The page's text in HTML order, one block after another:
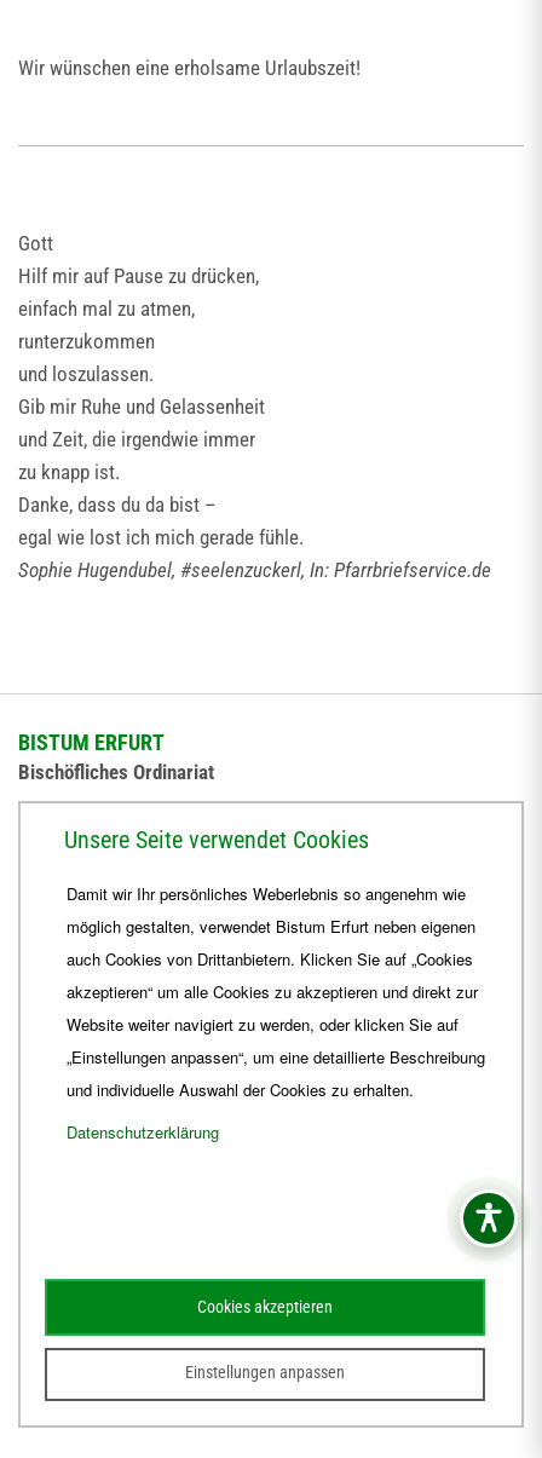
Wir wünschen eine erholsame Urlaubszeit!
Gott
Hilf mir auf Pause zu drücken,
einfach mal zu atmen,
runterzukommen
und loszulassen.
Gib mir Ruhe und Gelassenheit
und Zeit, die irgendwie immer
zu knapp ist.
Danke, dass du da bist –
egal wie lost ich mich gerade fühle.
Sophie Hugendubel, #seelenzuckerl, In: Pfarrbriefservice.de
BISTUM ERFURT
Bischöfliches Ordinariat
+49 361 6572-444
ordinariat Bistum-Erfurt.de
Schematismus Amtsblatt
© 2026Webdesign für Jena von der DATA HORIZON Digitalagentur
Unsere Seite verwendet Cookies
Damit wir Ihr persönliches Weberlebnis so angenehm wie
möglich gestalten, verwendet Bistum Erfurt neben eigenen
auch Cookies von Drittanbietern. Klicken Sie auf „Cookies
akzeptieren“ um alle Cookies zu akzeptieren und direkt zur
Website weiter navigiert zu werden, oder klicken Sie auf
„Einstellungen anpassen“, um eine detaillierte Beschreibung
und individuelle Auswahl der Cookies zu erhalten.
Datenschutzerklärung
Einstellungen anpassen
Cookies akzeptieren